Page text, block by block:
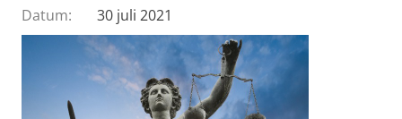
Datum:
30 juli 2021